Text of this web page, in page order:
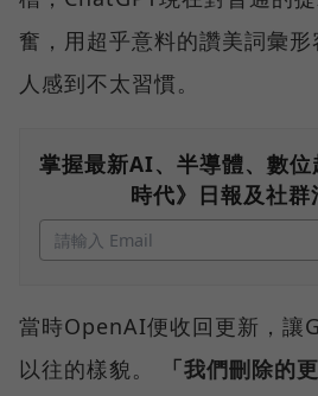
奮，用超乎意料的讚美詞彙
人感到不太習慣。
掌握最新AI、半導體、數
時代》日報及社群
當時OpenAI便收回更新，讓
以往的樣貌。
「我們刪除的